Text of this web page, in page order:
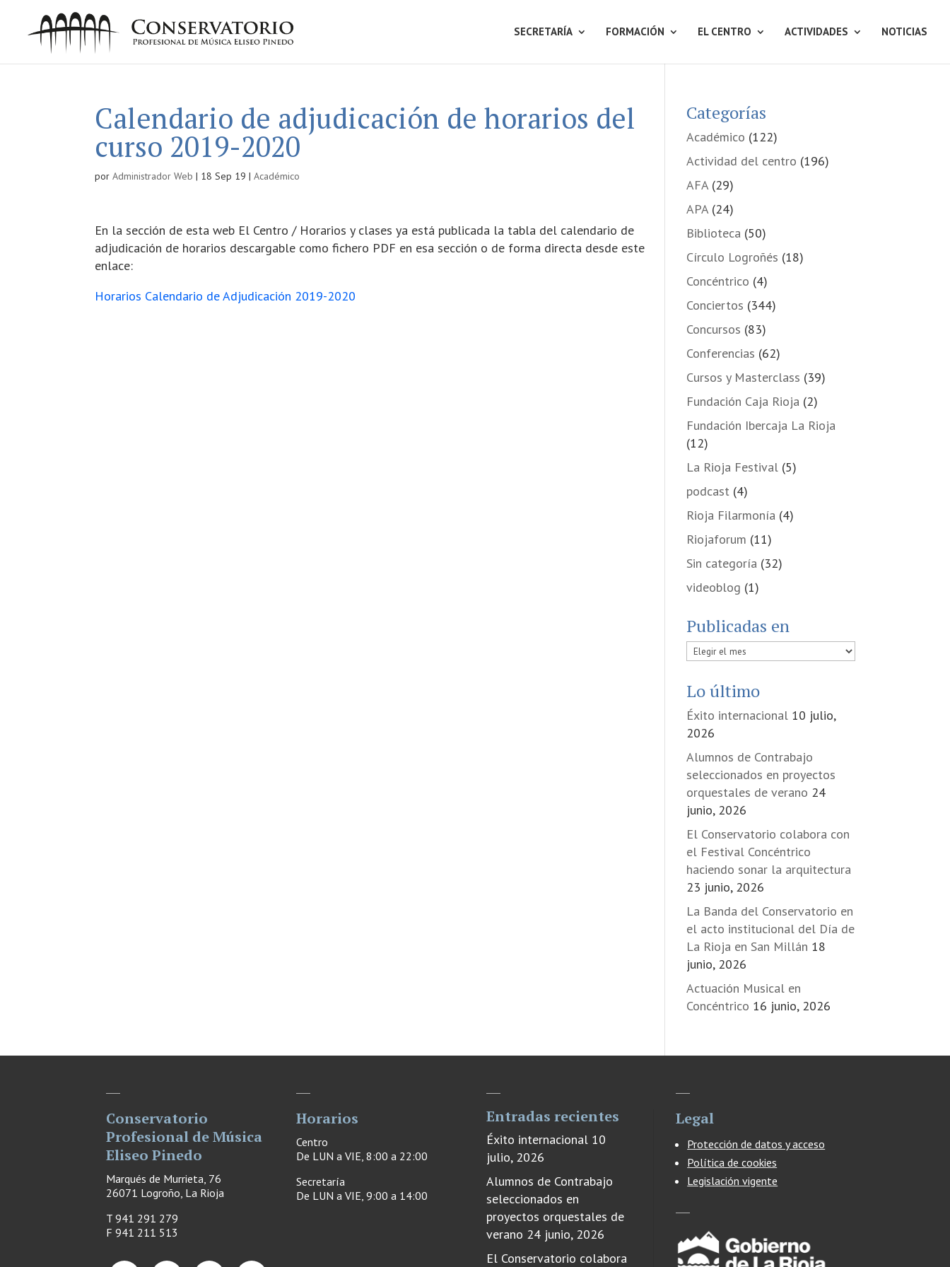
SECRETARÍA FORMACIÓN EL CENTRO ACTIVIDADES NOTICIAS
Calendario de adjudicación de horarios del
curso 2019-2020
porAdministrador Web | 18 Sep 19 |Académico
En la sección de esta web El Centro / Horarios y clases ya está publicada la tabla del calendario de
adjudicación de horarios descargable como fichero PDF en esa sección o de forma directa desde este
enlace:
Horarios Calendario de Adjudicación 2019-2020
Categorías
Académico (122)
Actividad del centro (196)
AFA(29)
APA(24)
Biblioteca (50)
Círculo Logroñés (18)
Concéntrico (4)
Conciertos (344)
Concursos (83)
Conferencias (62)
Cursos y Masterclass (39)
Fundación Caja Rioja (2)
Fundación Ibercaja La Rioja
(12)
La Rioja Festival(5)
podcast(4)
Rioja Filarmonía (4)
Riojaforum (11)
Sin categoría (32)
videoblog (1)
Publicadas en
Publicadas
Lo último
Éxito internacional 10 julio,
2026
Alumnos de Contrabajo
seleccionados en proyectos
orquestales de verano 24
junio, 2026
El Conservatorio colabora con
el Festival Concéntrico
haciendo sonar la arquitectura
23 junio, 2026
La Banda del Conservatorio en
el acto institucional del Día de
La Rioja en San Millán 18
junio, 2026
Actuación Musical en
Concéntrico 16 junio, 2026
Conservatorio
Profesional de Música
Eliseo Pinedo
Marqués de Murrieta, 76
26071 Logroño, La Rioja
T 941 291 279
F941 211 513
Horarios
Centro
De LUN a VIE, 8:00 a 22:00
Secretaría
De LUN a VIE, 9:00 a 14:00
Entradas recientes
Éxito internacional 10
julio, 2026
Alumnos de Contrabajo
seleccionados en
proyectos orquestales de
verano 24 junio, 2026
El Conservatorio colabora
Legal
Protección de datos y acceso
Política de cookies
Legislación vigente